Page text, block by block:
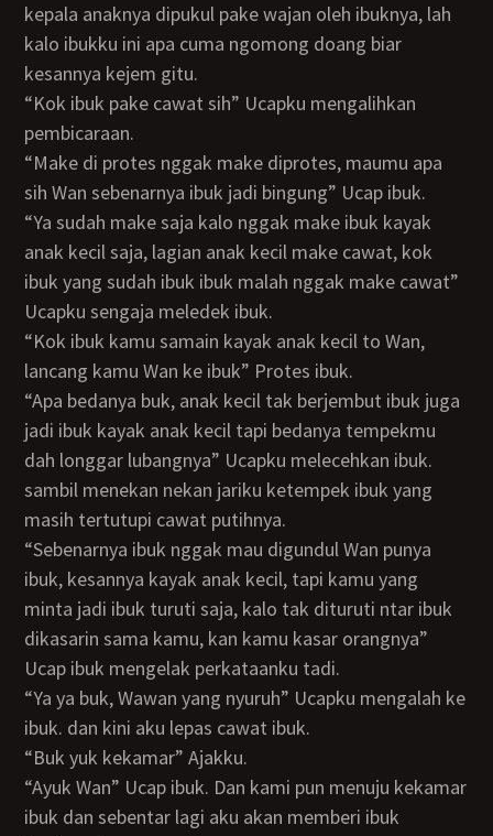
kepala anaknya dipukul pake wajan oleh ibuknya, lah
kalo ibukku ini apa cuma ngomong doang biar
kesannya kejem gitu.
“Kok ibuk pake cawat sih” Ucapku mengalihkan
pembicaraan.
“make di protes nggak make diprotes, maumu apa
sih Wan sebenarnya ibuk jadi bingung” Ucap ibuk.
“Ya sudah make saja kalo nggak make ibuk kayak
anak kecil saja, lagian anak kecil make cawat, kok
ibuk yang sudah ibuk ibuk malah nggak make cawat”
Ucapku sengaja meledek ibuk.
“Kok ibuk kamu samain kayak anak kecil to Wan,
lancang kamu Wan ke ibuk” Protes ibuk.
“Apa bedanya buk, anak kecil tak berjembut ibuk juga
jadi ibuk kayak anak kecil tapi bedanya tempekmu
dah longgar lubangnya” Ucapku melecehkan ibuk.
sambil menekan nekan jariku ketempek ibuk yang
masih tertutupi cawat putihnya.
“Sebenarnya ibuk nggak mau digundul Wan punya
ibuk, kesannya kayak anak kecil, tapi kamu yang
minta jadi ibuk turuti saja, kalo tak dituruti ntar ibuk
dikasarin sama kamu, kan kamu kasar orangnya”
Ucap ibuk mengelak perkataanku tadi.
“Ya ya buk, Wawan yang nyuruh” Ucapku mengalah ke
ibuk. dan kini aku lepas cawat ibuk.
“Buk yuk kekamar” Ajakku.
“Ayuk Wan” Ucap ibuk. Dan kami pun menuju kekamar
ibuk dan sebentar lagi aku akan memberi ibuk